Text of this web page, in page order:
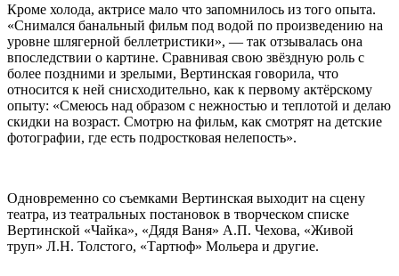
Кроме холода, актрисе мало что запомнилось из того опыта.
«Снимался банальный фильм под водой по произведению на
уровне шлягерной беллетристики», — так отзывалась она
впоследствии о картине. Сравнивая свою звёздную роль с
более поздними и зрелыми, Вертинская говорила, что
относится к ней снисходительно, как к первому актёрскому
опыту: «Смеюсь над образом с нежностью и теплотой и делаю
скидки на возраст. Смотрю на фильм, как смотрят на детские
фотографии, где есть подростковая нелепость».
Одновременно со съемками Вертинская выходит на сцену
театра, из театральных постановок в творческом списке
Вертинской «Чайка», «Дядя Ваня» А.П. Чехова, «Живой
труп» Л.Н. Толстого, «Тартюф» Мольера и другие.